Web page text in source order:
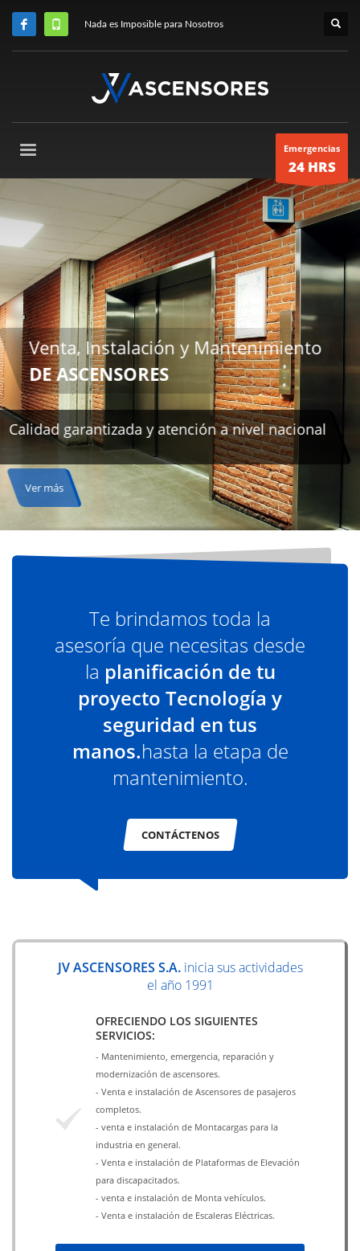
Nada es Imposible para Nosotros
Emergencias
24 HRS
Te brindamos toda la
asesoría que necesitas desde
la planificación de tu
proyecto Tecnología y
seguridad en tus
manos.hasta la etapa de
mantenimiento.
CONTÁCTENOS
JV ASCENSORES S.A. inicia sus actividades
el año 1991
OFRECIENDO LOS SIGUIENTES
SERVICIOS:
- Mantenimiento, emergencia, reparación y
modernización de ascensores.
- Venta e instalación de Ascensores de pasajeros
completos.
- venta e instalación de Montacargas para la
industria en general.
- Venta e instalación de Plataformas de Elevación
para discapacitados.
- venta e instalación de Monta vehículos.
- Venta e instalación de Escaleras Eléctricas.